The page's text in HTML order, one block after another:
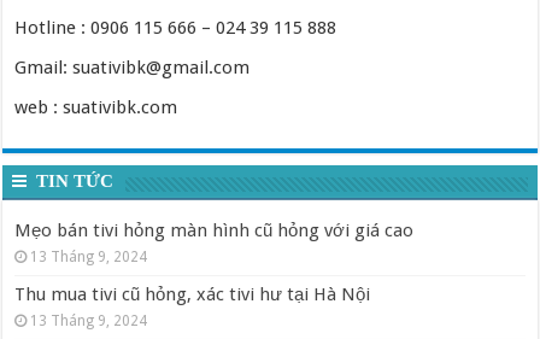
Hotline : 0906 115 666 – 024 39 115 888
Gmail: suativibk@gmail.com
web : suativibk.com
TIN TỨC
Mẹo bán tivi hỏng màn hình cũ hỏng với giá cao
13 Tháng 9, 2024
Thu mua tivi cũ hỏng, xác tivi hư tại Hà Nội
13 Tháng 9, 2024